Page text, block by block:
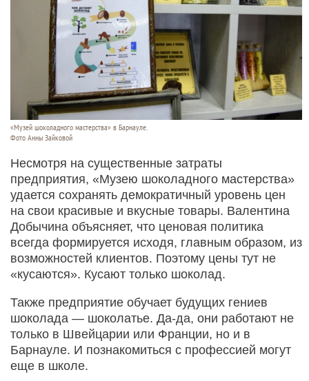
«Музей шоколадного мастерства» в Барнауле.
Фото Анны Зайковой
Несмотря на существенные затраты
предприятия, «Музею шоколадного мастерства»
удается сохранять демократичный уровень цен
на свои красивые и вкусные товары. Валентина
Добычина объясняет, что ценовая политика
всегда формируется исходя, главным образом, из
возможностей клиентов. Поэтому цены тут не
«кусаются». Кусают только шоколад.
Также предприятие обучает будущих гениев
шоколада — шоколатье. Да-да, они работают не
только в Швейцарии или Франции, но и в
Барнауле. И познакомиться с профессией могут
еще в школе.